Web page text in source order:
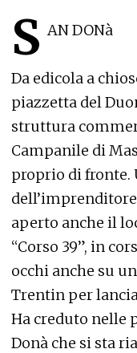
S AN DONà
Da edicola a
piazzetta del
struttura
Campanile di
proprio di fronte.
aperto anche il
“Corso 39”, in
occhi anche su
Trentin per
Ha creduto nelle
Donà che si sta